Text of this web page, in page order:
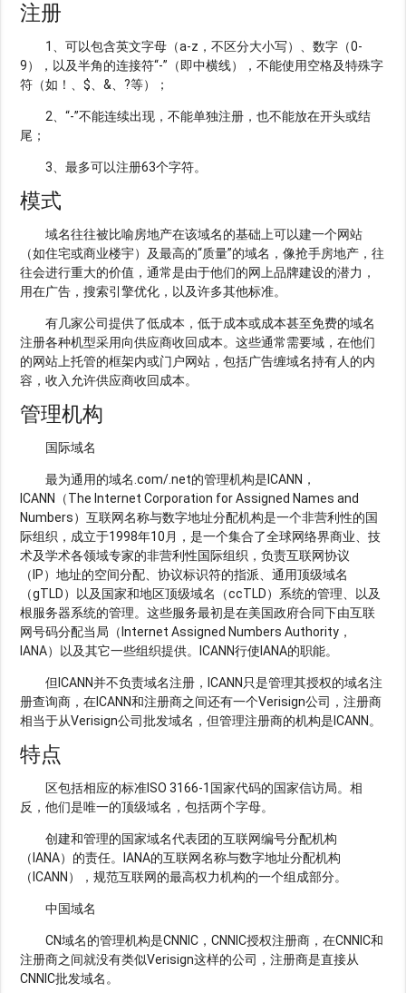
注册
1、可以包含英文字母（a-z，不区分大小写）、数字（0-
9），以及半角的连接符“-”（即中横线），不能使用空格及特殊字
符（如！、$、&、?等）；
2、“-”不能连续出现，不能单独注册，也不能放在开头或结
尾；
3、最多可以注册63个字符。
模式
域名往往被比喻房地产在该域名的基础上可以建一个网站
（如住宅或商业楼宇）及最高的“质量”的域名，像抢手房地产，往
往会进行重大的价值，通常是由于他们的网上品牌建设的潜力，
用在广告，搜索引擎优化，以及许多其他标准。
有几家公司提供了低成本，低于成本或成本甚至免费的域名
注册各种机型采用向供应商收回成本。这些通常需要域，在他们
的网站上托管的框架内或门户网站，包括广告缠域名持有人的内
容，收入允许供应商收回成本。
管理机构
国际域名
最为通用的域名.com/.net的管理机构是ICANN，
ICANN（The Internet Corporation for Assigned Names and
Numbers）互联网名称与数字地址分配机构是一个非营利性的国
际组织，成立于1998年10月，是一个集合了全球网络界商业、技
术及学术各领域专家的非营利性国际组织，负责互联网协议
（IP）地址的空间分配、协议标识符的指派、通用顶级域名
（gTLD）以及国家和地区顶级域名（ccTLD）系统的管理、以及
根服务器系统的管理。这些服务最初是在美国政府合同下由互联
网号码分配当局（Internet Assigned Numbers Authority，
IANA）以及其它一些组织提供。ICANN行使IANA的职能。
但ICANN并不负责域名注册，ICANN只是管理其授权的域名注
册查询商，在ICANN和注册商之间还有一个Verisign公司，注册商
相当于从Verisign公司批发域名，但管理注册商的机构是ICANN。
特点
区包括相应的标准ISO 3166-1国家代码的国家信访局。相
反，他们是唯一的顶级域名，包括两个字母。
创建和管理的国家域名代表团的互联网编号分配机构
（IANA）的责任。IANA的互联网名称与数字地址分配机构
（ICANN），规范互联网的最高权力机构的一个组成部分。
中国域名
CN域名的管理机构是CNNIC，CNNIC授权注册商，在CNNIC和
注册商之间就没有类似Verisign这样的公司，注册商是直接从
CNNIC批发域名。